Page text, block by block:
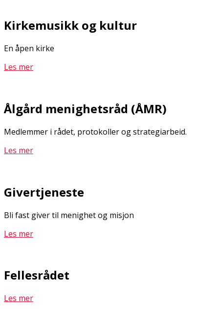
Kirkemusikk og kultur
En åpen kirke
Les mer
Ålgård menighetsråd (ÅMR)
Medlemmer i rådet, protokoller og strategiarbeid.
Les mer
Givertjeneste
Bli fast giver til menighet og misjon
Les mer
Fellesrådet
Les mer